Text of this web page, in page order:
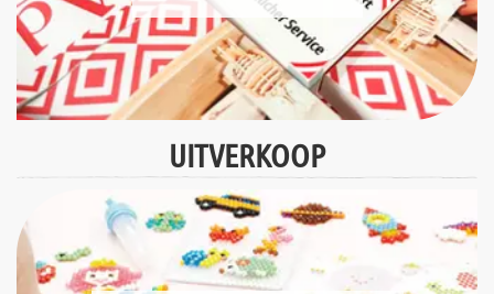
UITVERKOOP